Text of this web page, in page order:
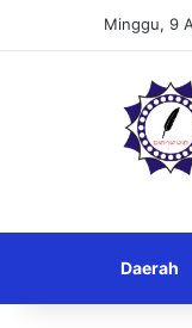
Minggu, 9
Daerah